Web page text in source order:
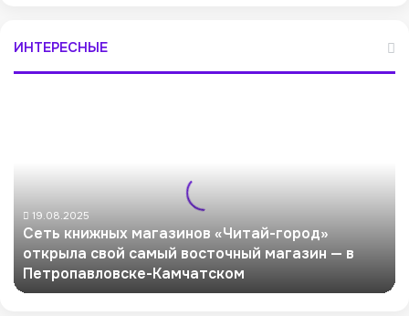
ИНТЕРЕСНЫЕ
х
19.08.2025
Сеть книжных магазинов «Читай-город»
открыла свой самый восточный магазин — в
Петропавловске-Камчатском